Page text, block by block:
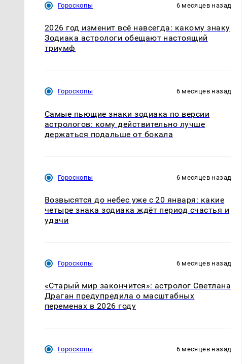
Гороскопы 6 месяцев назад
2026 год изменит всё навсегда: какому знаку
Зодиака астрологи обещают настоящий
триумф
Гороскопы 6 месяцев назад
Самые пьющие знаки зодиака по версии
астрологов: кому действительно лучше
держаться подальше от бокала
Гороскопы 6 месяцев назад
Возвысятся до небес уже с 20 января: какие
четыре знака зодиака ждёт период счастья и
удачи
Гороскопы 6 месяцев назад
«Старый мир закончится»: астролог Светлана
Драган предупредила о масштабных
переменах в 2026 году
Гороскопы 6 месяцев назад